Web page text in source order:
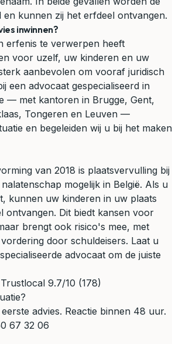
en kunnen zij het erfdeel ontvangen.
inwinnen?
erfenis te verwerpen heeft
voor uzelf, uw kinderen en uw
aanbevolen om vooraf juridisch
een advocaat gespecialiseerd in
— met kantoren in Brugge, Gent,
Tongeren en Leuven —
en begeleiden wij u bij het maken
van 2018 is plaatsvervulling bij
mogelijk in België. Als u
kunnen uw kinderen in uw plaats
ontvangen. Dit biedt kansen voor
brengt ook risico's mee, met
door schuldeisers. Laat u
advocaat om de juiste
9.7/10 (178)
advies. Reactie binnen 48 uur.
67 32 06